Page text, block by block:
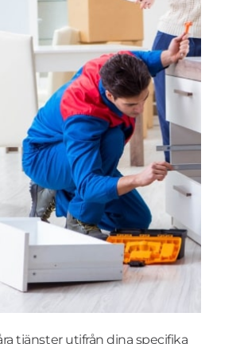
tjänster utifrån dina specifika